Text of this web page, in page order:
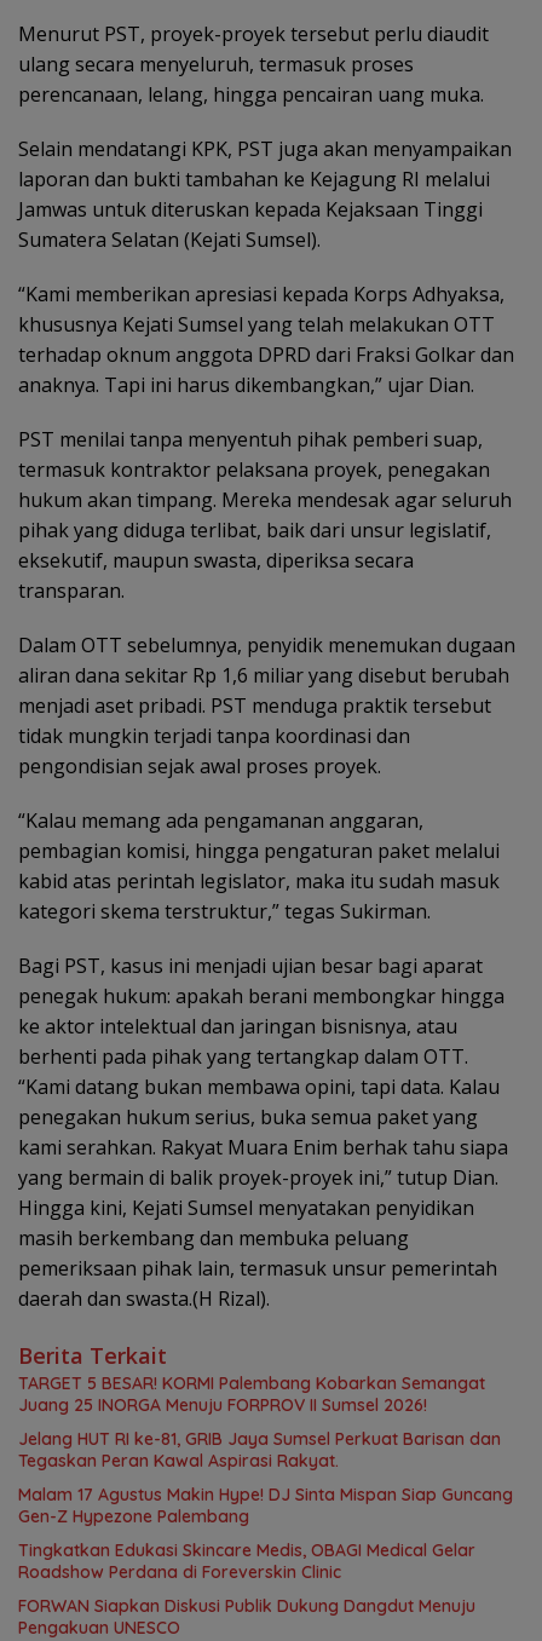
Menurut PST, proyek-proyek tersebut perlu diaudit
ulang secara menyeluruh, termasuk proses
perencanaan, lelang, hingga pencairan uang muka.
Selain mendatangi KPK, PST juga akan menyampaikan
laporan dan bukti tambahan ke Kejagung RI melalui
Jamwas untuk diteruskan kepada Kejaksaan Tinggi
Sumatera Selatan (Kejati Sumsel).
“Kami memberikan apresiasi kepada Korps Adhyaksa,
khususnya Kejati Sumsel yang telah melakukan OTT
terhadap oknum anggota DPRD dari Fraksi Golkar dan
anaknya. Tapi ini harus dikembangkan,” ujar Dian.
PST menilai tanpa menyentuh pihak pemberi suap,
termasuk kontraktor pelaksana proyek, penegakan
hukum akan timpang. Mereka mendesak agar seluruh
pihak yang diduga terlibat, baik dari unsur legislatif,
eksekutif, maupun swasta, diperiksa secara
transparan.
Dalam OTT sebelumnya, penyidik menemukan dugaan
aliran dana sekitar Rp 1,6 miliar yang disebut berubah
menjadi aset pribadi. PST menduga praktik tersebut
tidak mungkin terjadi tanpa koordinasi dan
pengondisian sejak awal proses proyek.
“Kalau memang ada pengamanan anggaran,
pembagian komisi, hingga pengaturan paket melalui
kabid atas perintah legislator, maka itu sudah masuk
kategori skema terstruktur,” tegas Sukirman.
Bagi PST, kasus ini menjadi ujian besar bagi aparat
penegak hukum: apakah berani membongkar hingga
ke aktor intelektual dan jaringan bisnisnya, atau
berhenti pada pihak yang tertangkap dalam OTT.
“Kami datang bukan membawa opini, tapi data. Kalau
penegakan hukum serius, buka semua paket yang
kami serahkan. Rakyat Muara Enim berhak tahu siapa
yang bermain di balik proyek-proyek ini,” tutup Dian.
Hingga kini, Kejati Sumsel menyatakan penyidikan
masih berkembang dan membuka peluang
pemeriksaan pihak lain, termasuk unsur pemerintah
daerah dan swasta.(H Rizal).
Berita Terkait
TARGET 5 BESAR! KORMI Palembang Kobarkan Semangat
Juang 25 INORGA Menuju FORPROV II Sumsel 2026!
Jelang HUT RI ke-81, GRIB Jaya Sumsel Perkuat Barisan dan
Tegaskan Peran Kawal Aspirasi Rakyat.
Malam 17 Agustus Makin Hype! DJ Sinta Mispan Siap Guncang
Gen-Z Hypezone Palembang
Tingkatkan Edukasi Skincare Medis, OBAGI Medical Gelar
Roadshow Perdana di Foreverskin Clinic
FORWAN Siapkan Diskusi Publik Dukung Dangdut Menuju
Pengakuan UNESCO